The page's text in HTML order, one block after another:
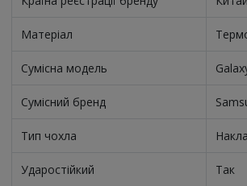
Матеріал
Сумісна модель
Сумісний бренд
Тип чохла
Ударостійкий Так